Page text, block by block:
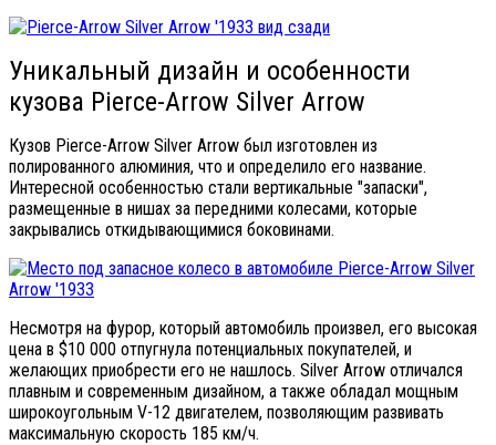
Уникальный дизайн и особенности
кузова Pierce-Arrow Silver Arrow
Кузов Pierce-Arrow Silver Arrow был изготовлен из
полированного алюминия, что и определило его название.
Интересной особенностью стали вертикальные "запаски",
размещенные в нишах за передними колесами, которые
закрывались откидывающимися боковинами.
Несмотря на фурор, который автомобиль произвел, его высокая
цена в $10 000 отпугнула потенциальных покупателей, и
желающих приобрести его не нашлось. Silver Arrow отличался
плавным и современным дизайном, а также обладал мощным
широкоугольным V-12 двигателем, позволяющим развивать
максимальную скорость 185 км/ч.